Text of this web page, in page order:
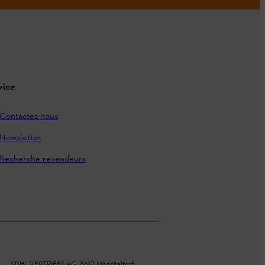
Contactez-nous
Newsletter
Recherche revendeurs